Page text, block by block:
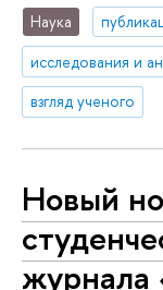
Наука
исследования и
взгляд ученого
Новый
журнала